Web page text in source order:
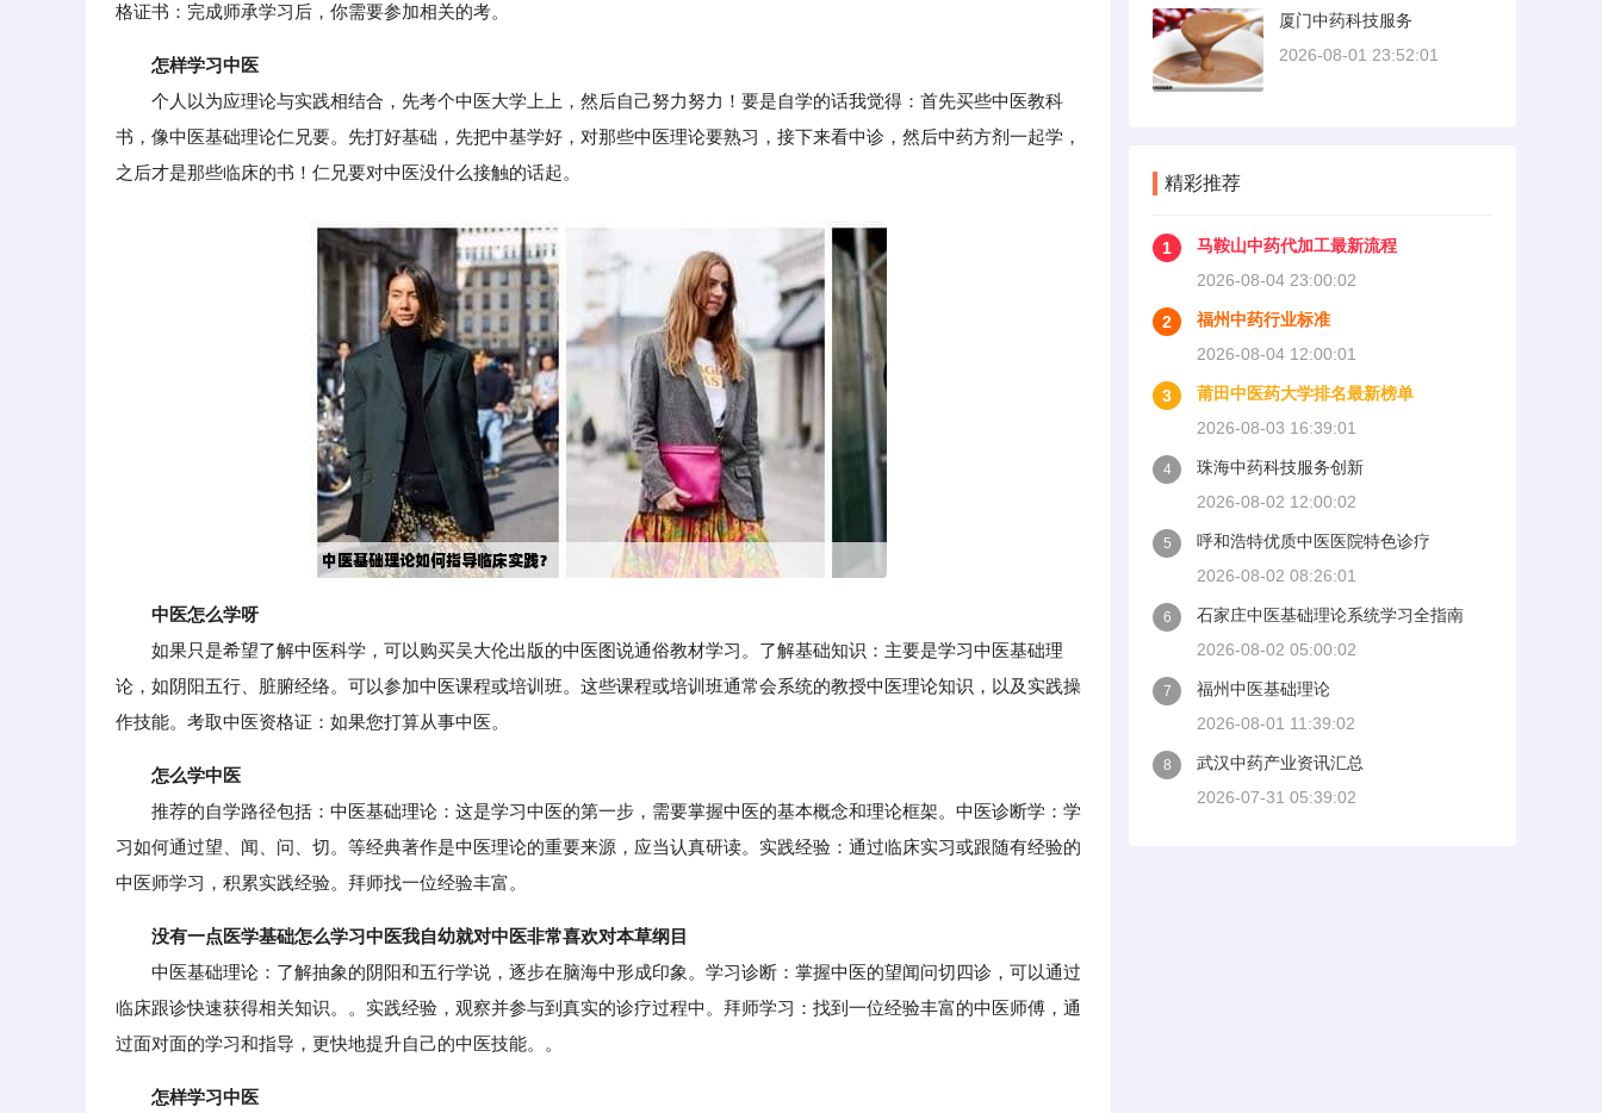
格证书：完成师承学习后，你需要参加相关的考。
怎样学习中医
个人以为应理论与实践相结合，先考个中医大学上上，然后自己努力努力！要是自学的话我觉得：首先买些中医教科
书，像中医基础理论仁兄要。先打好基础，先把中基学好，对那些中医理论要熟习，接下来看中诊，然后中药方剂一起学，
之后才是那些临床的书！仁兄要对中医没什么接触的话起。
中医怎么学呀
如果只是希望了解中医科学，可以购买吴大伦出版的中医图说通俗教材学习。了解基础知识：主要是学习中医基础理
论，如阴阳五行、脏腑经络。可以参加中医课程或培训班。这些课程或培训班通常会系统的教授中医理论知识，以及实践操
作技能。考取中医资格证：如果您打算从事中医。
怎么学中医
推荐的自学路径包括：中医基础理论：这是学习中医的第一步，需要掌握中医的基本概念和理论框架。中医诊断学：学
习如何通过望、闻、问、切。等经典著作是中医理论的重要来源，应当认真研读。实践经验：通过临床实习或跟随有经验的
中医师学习，积累实践经验。拜师找一位经验丰富。
没有一点医学基础怎么学习中医我自幼就对中医非常喜欢对本草纲目
中医基础理论：了解抽象的阴阳和五行学说，逐步在脑海中形成印象。学习诊断：掌握中医的望闻问切四诊，可以通过
临床跟诊快速获得相关知识。。实践经验，观察并参与到真实的诊疗过程中。拜师学习：找到一位经验丰富的中医师傅，通
过面对面的学习和指导，更快地提升自己的中医技能。。
怎样学习中医
厦门中药科技服务
2026-08-01 23:52:01
精彩推荐
1
马鞍山中药代加工最新流程
2026-08-04 23:00:02
2
福州中药行业标准
2026-08-04 12:00:01
3
莆田中医药大学排名最新榜单
2026-08-03 16:39:01
4
珠海中药科技服务创新
2026-08-02 12:00:02
5
呼和浩特优质中医医院特色诊疗
2026-08-02 08:26:01
6
石家庄中医基础理论系统学习全指南
2026-08-02 05:00:02
7
福州中医基础理论
2026-08-01 11:39:02
8
武汉中药产业资讯汇总
2026-07-31 05:39:02